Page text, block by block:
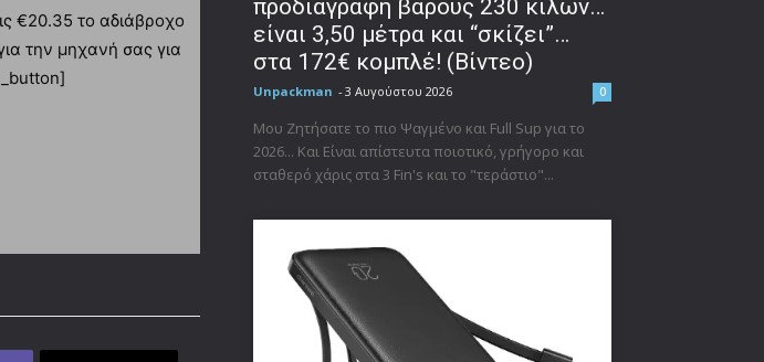
€20.35 το αδιάβροχο
την μηχανή σας για
προδιαγραφή βάρους 230 κιλών…
είναι 3,50 μέτρα και “σκίζει”…
στα 172€ κομπλέ! (Βίντεο)
Unpackman - 3 Αυγούστου 2026 0
Μου Ζητήσατε το πιο Ψαγμένο και Full Sup για το
2026... Και Είναι απίστευτα ποιοτικό, γρήγορο και
σταθερό χάρις στα 3 Fin's και το "τεράστιο"...